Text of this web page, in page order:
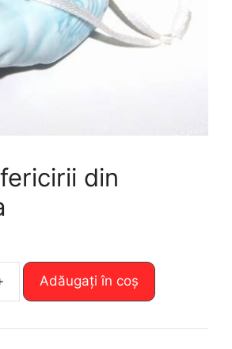
din
Cantitate
fericirii
Adăugați în coș